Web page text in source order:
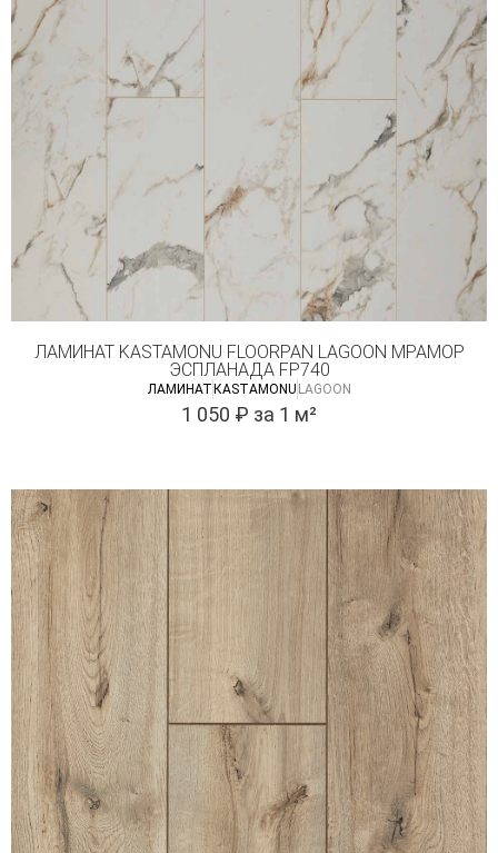
ЛАМИНАТ KASTAMONU FLOORPAN LAGOON МРАМОР
ЭСПЛАНАДА FP740
ЛАМИНАТ КASTAMONU LAGOON
1 050 ₽ за 1 м²